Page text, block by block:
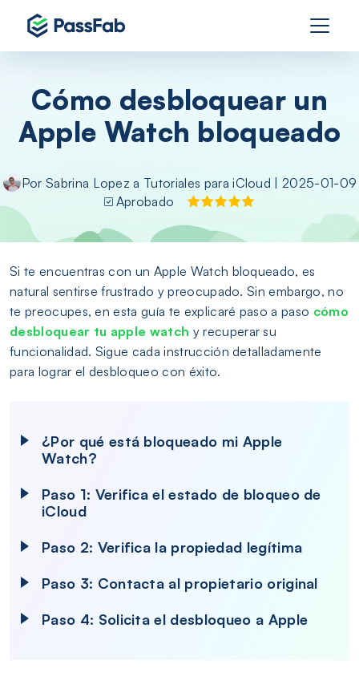
Cómo desbloquear un
Apple Watch bloqueado
Por Sabrina Lopez a Tutoriales para iCloud | 2025-01-09
Aprobado
Si te encuentras con un Apple Watch bloqueado, es
natural sentirse frustrado y preocupado. Sin embargo, no
te preocupes, en esta guía te explicaré paso a paso cómo
desbloquear tu apple watch y recuperar su
funcionalidad. Sigue cada instrucción detalladamente
para lograr el desbloqueo con éxito.
¿Por qué está bloqueado mi Apple
Watch?
Paso 1: Verifica el estado de bloqueo de
iCloud
Paso 2: Verifica la propiedad legítima
Paso 3: Contacta al propietario original
Paso 4: Solicita el desbloqueo a Apple